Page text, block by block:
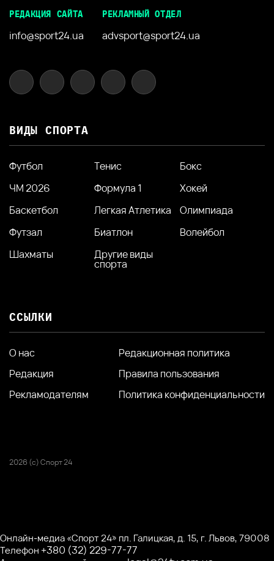
РЕДАКЦИЯ САЙТА
info@sport24.ua
РЕКЛАМНЫЙ ОТДЕЛ
advsport@sport24.ua
ВИДЫ СПОРТА
Футбол Тенис
Бокс
ЧМ 2026
Формула 1
Хокей
Баскетбол
Легкая Атлетика
Олимпиада
Футзал
Биатлон
Волейбол
Шахматы
Другие виды
спорта
ССЫЛКИ
О нас
Редакция
Рекламодателям
Редакционная политика
Правила пользования
Политика конфиденциальности
2026 (с) Спорт 24
Онлайн-медиа «Спорт 24» пл. Галицкая, д. 15, г. Львов, 79008
Телефон +380 (32) 229-77-77